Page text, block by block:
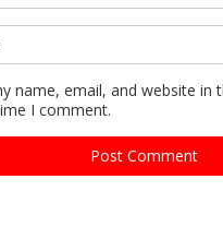
name, email, and website in
I comment.